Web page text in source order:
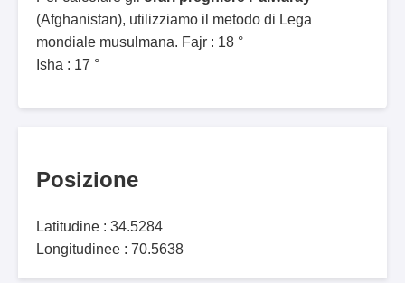
(Afghanistan), utilizziamo il metodo di Lega
mondiale musulmana. Fajr : 18 °
Isha : 17 °
Posizione
Latitudine : 34.5284
Longitudinee : 70.5638